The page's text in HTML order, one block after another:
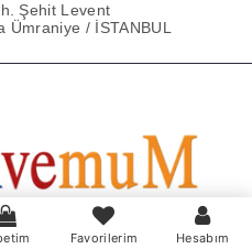
Şehit Levent
Ümraniye / İSTANBUL
Favorilerim Hesabım